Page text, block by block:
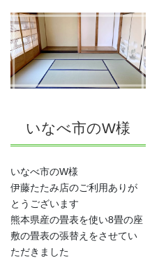
いなべ市のW様
いなべ市のW様
伊藤たたみ店のご利用ありが
とうございます
熊本県産の畳表を使い8畳の座
敷の畳表の張替えをさせてい
ただきました